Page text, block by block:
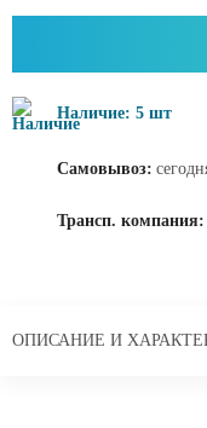
Наличие: 5 шт
Самовывоз:
Трансп. компания:
ОПИСАНИЕ И